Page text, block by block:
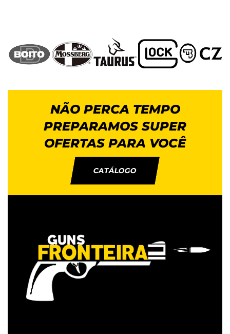
NÃO PERCA TEMPO
PREPARAMOS SUPER
OFERTAS PARA VOCÊ
CATÁLOGO